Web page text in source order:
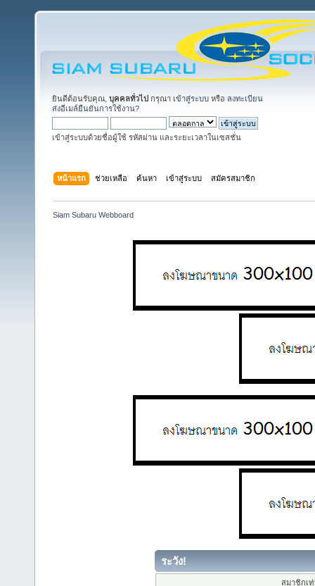
ยินดีต้อนรับคุณ, บุคคลทั่วไป กรุณา เข้าสู่ระบบ หรือ ลงทะเบียน
ส่งอีเมล์ยืนยันการใช้งาน?
เข้าสู่ระบบด้วยชื่อผู้ใช้ รหัสผ่าน และระยะเวลาในเซสชั่น
หน้าแรก ช่วยเหลือ ค้นหา เข้าสู่ระบบ สมัครสมาชิก
Siam Subaru Webboard
ระวัง!
สมาชิกเ